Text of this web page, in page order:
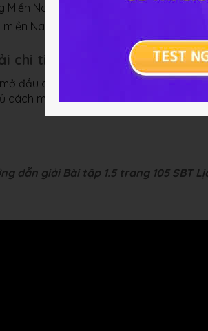
Miền Nam Việt Nam ra đời
Nam được thành lập
chi tiết bài 1.5
đầu cho quân dân miền Nam trong
cách mạng lam thời Cộng hoà miền
dẫn giải Bài tập 1.5 trang 105 SBT